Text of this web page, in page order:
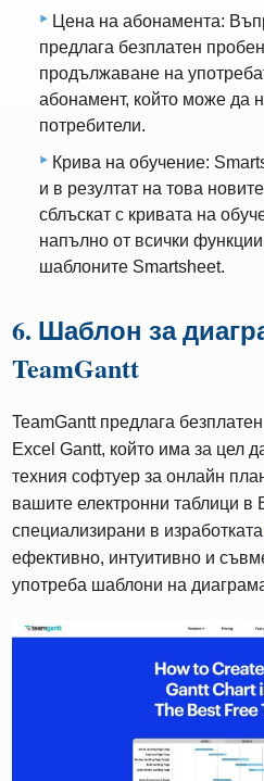
Цена на абонамента:
предлага безплатен
продължаване на
абонамент, който може да
потребители.
Крива на обучение:
и в резултат на това
сблъскат с кривата на
напълно от всички
шаблоните Smartsheet.
6. Шаблон за
TeamGantt
TeamGantt предлага
Excel Gantt, който има за цел
техния софтуер за онлайн
вашите електронни таблици в
специализирани в изработката
ефективно, интуитивно и
употреба шаблони на